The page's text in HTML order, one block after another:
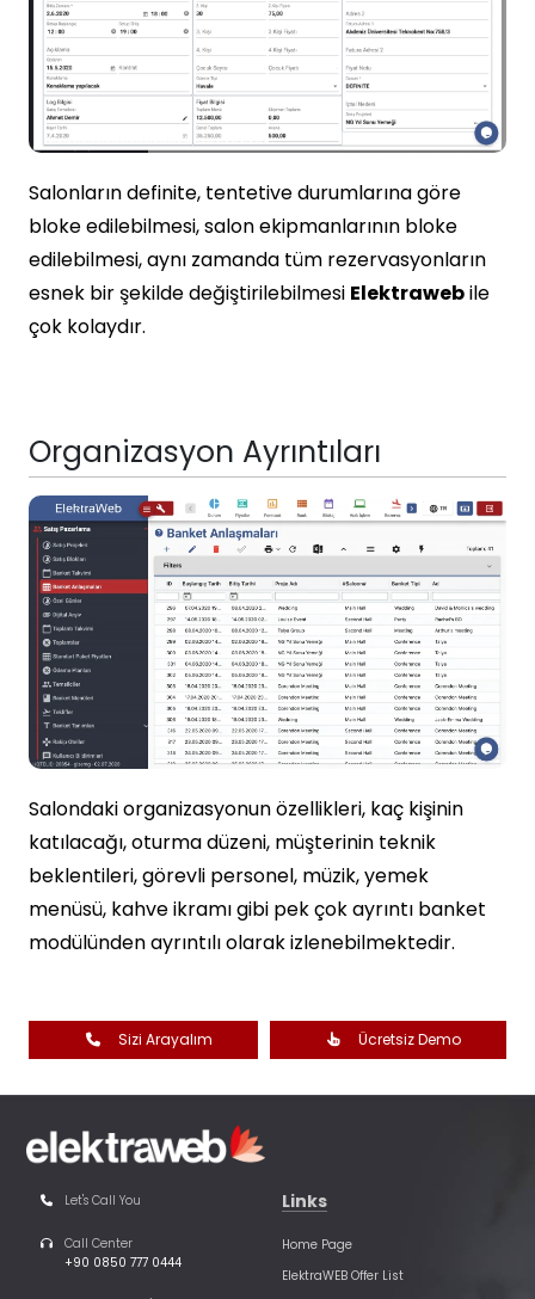
Salonların definite, tentetive durumlarına göre
bloke edilebilmesi, salon ekipmanlarının bloke
edilebilmesi, aynı zamanda tüm rezervasyonların
esnek bir şekilde değiştirilebilmesi Elektrawebile
çok kolaydır.
Organizasyon Ayrıntıları
Salondaki organizasyonun özellikleri, kaç kişinin
katılacağı, oturma düzeni, müşterinin teknik
beklentileri, görevli personel, müzik, yemek
menüsü, kahve ikramı gibi pek çok ayrıntı banket
modülünden ayrıntılı olarak izlenebilmektedir.
Sizi Arayalım Ücretsiz Demo
Let's Call You
Call Center
+90 0850 777 0444
Links
Home Page
ElektraWEB Offer List